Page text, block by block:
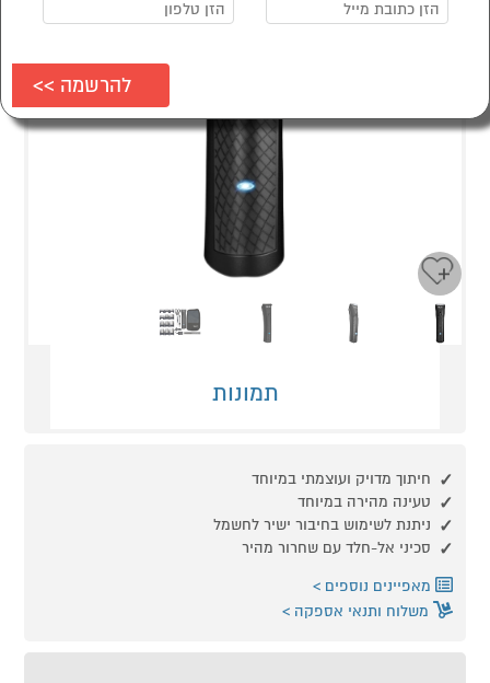
תמונות
חיתוך מדויק ועוצמתי במיוחד
טעינה מהירה במיוחד
ניתנת לשימוש בחיבור ישיר לחשמל
סכיני אל-חלד עם שחרור מהיר
מאפיינים נוספים
משלוח ותנאי אספקה